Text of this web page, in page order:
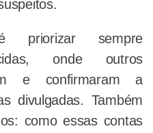
priorizar sempre
onde outros
e confirmaram a
divulgadas. Também
como essas contas